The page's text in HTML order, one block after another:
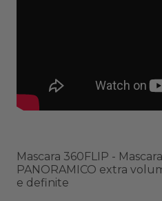
Mascara 360FLIP -
PANORAMICO extra
e definite